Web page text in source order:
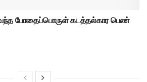
போதைப்பொருள் கடத்தல்கார பெண்